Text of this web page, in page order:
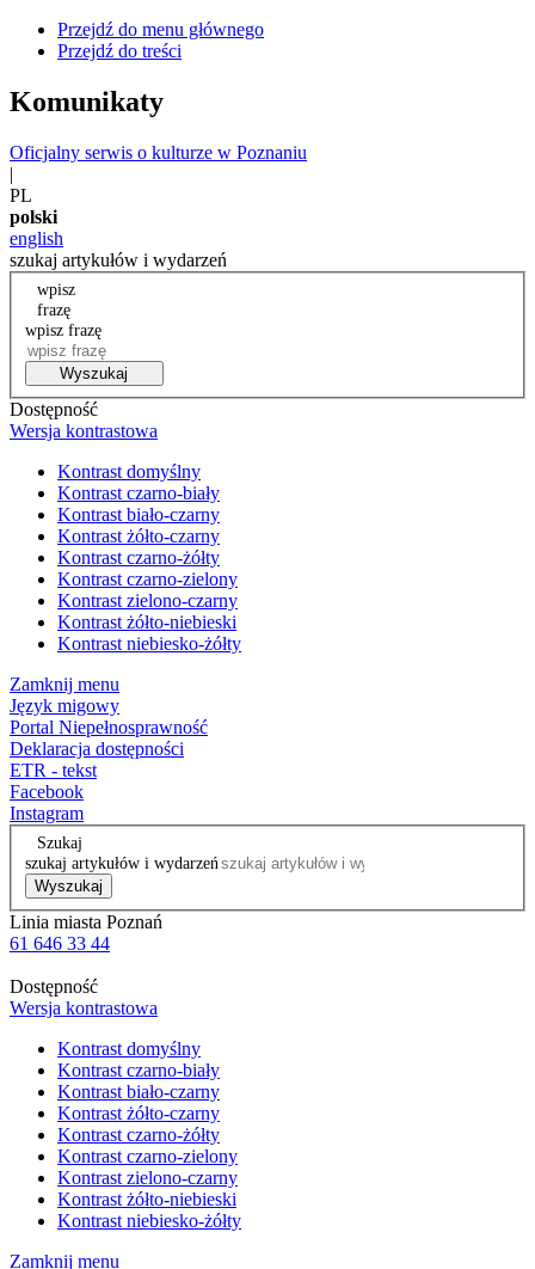
Przejdź do menu głównego
Przejdź do treści
Komunikaty
Oficjalny serwis o kulturze w Poznaniu
|
PL
polski
english
szukaj artykułów i wydarzeń
wpisz
frazę
wpisz frazę
Wyszukaj
Dostępność
Wersja kontrastowa
Kontrast domyślny
Kontrast czarno-biały
Kontrast biało-czarny
Kontrast żółto-czarny
Kontrast czarno-żółty
Kontrast czarno-zielony
Kontrast zielono-czarny
Kontrast żółto-niebieski
Kontrast niebiesko-żółty
Zamknij menu
Język migowy
Portal Niepełnosprawność
Deklaracja dostępności
ETR - tekst
Facebook
Instagram
Szukaj
szukaj artykułów i wydarzeń
Wyszukaj
Linia miasta Poznań
61 646 33 44
Dostępność
Wersja kontrastowa
Kontrast domyślny
Kontrast czarno-biały
Kontrast biało-czarny
Kontrast żółto-czarny
Kontrast czarno-żółty
Kontrast czarno-zielony
Kontrast zielono-czarny
Kontrast żółto-niebieski
Kontrast niebiesko-żółty
Zamknij menu